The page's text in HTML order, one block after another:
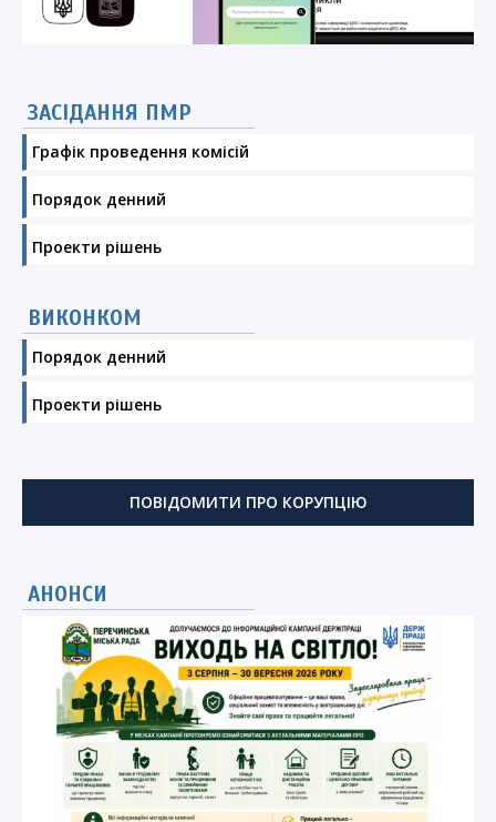
ЗАСІДАННЯ ПМР
Графік проведення комісій
Порядок денний
Проекти рішень
ВИКОНКОМ
Порядок денний
Проекти рішень
ПОВІДОМИТИ ПРО КОРУПЦІЮ
АНОНСИ